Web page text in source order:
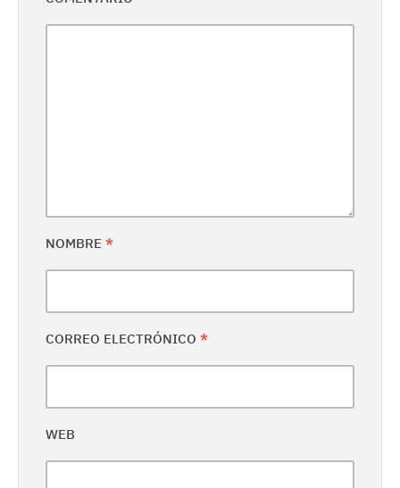
NOMBRE *
CORREO ELECTRÓNICO *
WEB